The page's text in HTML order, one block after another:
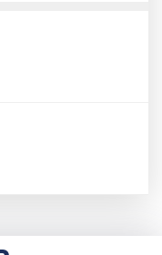
Praese